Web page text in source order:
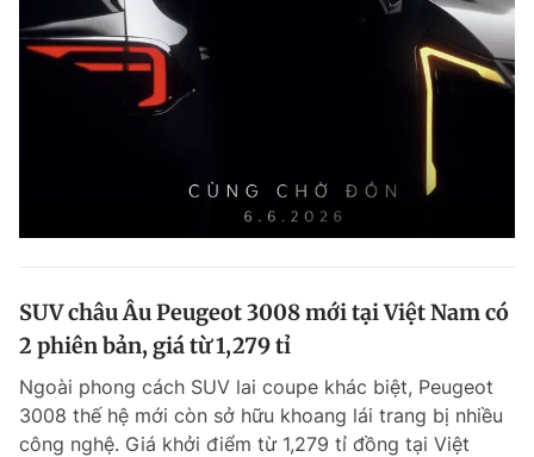
SUV châu Âu Peugeot 3008 mới tại Việt Nam có
2 phiên bản, giá từ 1,279 tỉ
Ngoài phong cách SUV lai coupe khác biệt, Peugeot
3008 thế hệ mới còn sở hữu khoang lái trang bị nhiều
công nghệ. Giá khởi điểm từ 1,279 tỉ đồng tại Việt